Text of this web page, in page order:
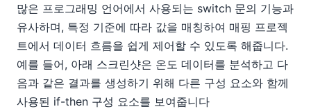
많은 프로그래밍 언어에서 사용되는 switch 문의 기능과
유사하며, 특정 기준에 따라 값을 매칭하여 매핑 프로젝
트에서 데이터 흐름을 쉽게 제어할 수 있도록 해줍니다.
예를 들어, 아래 스크린샷은 온도 데이터를 분석하고 다
음과 같은 결과를 생성하기 위해 다른 구성 요소와 함께
사용된 if-then 구성 요소를 보여줍니다